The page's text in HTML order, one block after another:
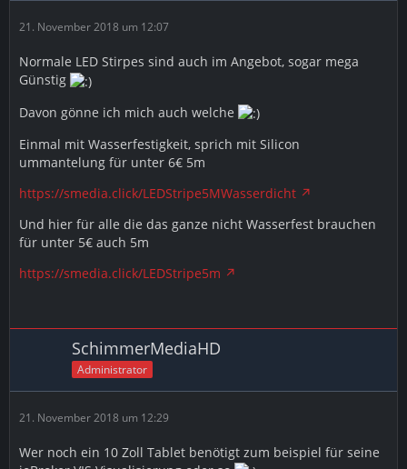
21. November 2018 um 12:07
Normale LED Stirpes sind auch im Angebot, sogar mega
Günstig
Davon gönne ich mich auch welche
Einmal mit Wasserfestigkeit, sprich mit Silicon
ummantelung für unter 6€ 5m
https://smedia.click/LEDStripe5MWasserdicht
Und hier für alle die das ganze nicht Wasserfest brauchen
für unter 5€ auch 5m
https://smedia.click/LEDStripe5m
SchimmerMediaHD
Administrator
21. November 2018 um 12:29
Wer noch ein 10 Zoll Tablet benötigt zum beispiel für seine